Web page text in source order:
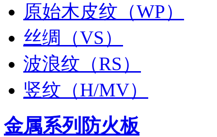
原始木皮纹（WP）
丝绸（VS）
波浪纹（RS）
竖纹（H/MV）
金属系列防火板